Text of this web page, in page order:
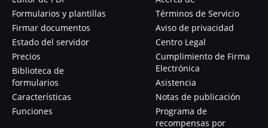
Formularios y plantillas
Firmar documentos
Estado del servidor
Precios
Biblioteca de
formularios
Características
Funciones
Términos de Servicio
Aviso de privacidad
Centro Legal
Cumplimiento de Firma
Electrónica
Asistencia
Notas de publicación
Programa de
recompensas por